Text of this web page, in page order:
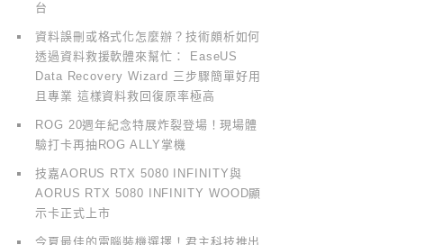
台
資料誤刪或格式化怎麼辦？技術頗析如何
透過資料救援軟體來幫忙： EaseUS
Data Recovery Wizard 三步驟簡單好用
且專業 這樣資料救回復原率極高
ROG 20週年紀念特展炸裂登場！現場體
驗打卡再抽ROG ALLY掌機
技嘉AORUS RTX 5080 INFINITY與
AORUS RTX 5080 INFINITY WOOD顯
示卡正式上市
今夏最佳的電腦裝機選擇！君主科技推出